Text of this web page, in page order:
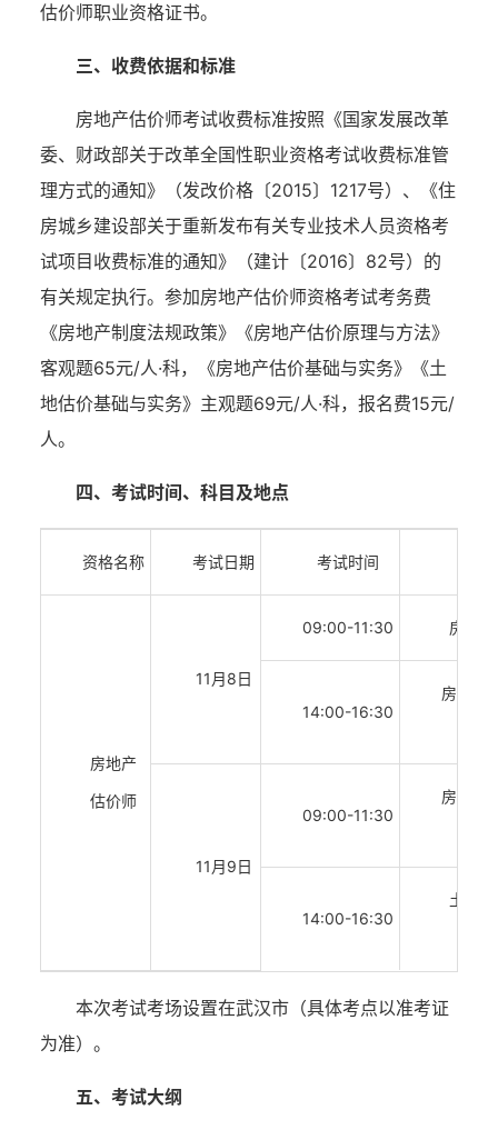
估价师职业资格证书。
三、收费依据和标准
房地产估价师考试收费标准按照《国家发展改革
委、财政部关于改革全国性职业资格考试收费标准管
理方式的通知》（发改价格〔2015〕1217号）、《住
房城乡建设部关于重新发布有关专业技术人员资格考
试项目收费标准的通知》（建计〔2016〕82号）的
有关规定执行。 参加房地产估价师资格考试考务费
《房地产制度法规政策》《房地产估价原理与方法》
客观题65元/人·科，《房地产估价基础与实务》《土
地估价基础与实务》主观题69元/人·科，报名费15元/
人。
四、考试时间、科目及地点
资格名称 考试日期 考试时间
房地产
估价师
11月8日
09:00-11:30 房地
14:00-16:30
房地产
11月9日
09:00-11:30
房地产
14:00-16:30
土地
本次考试考场设置在武汉市（具体考点以准考证
为准）。
五、考试大纲